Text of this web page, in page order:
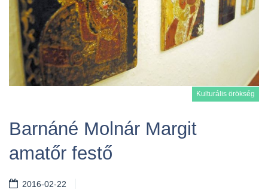
Kulturális örökség
Barnáné Molnár Margit
amatőr festő
2016-02-22